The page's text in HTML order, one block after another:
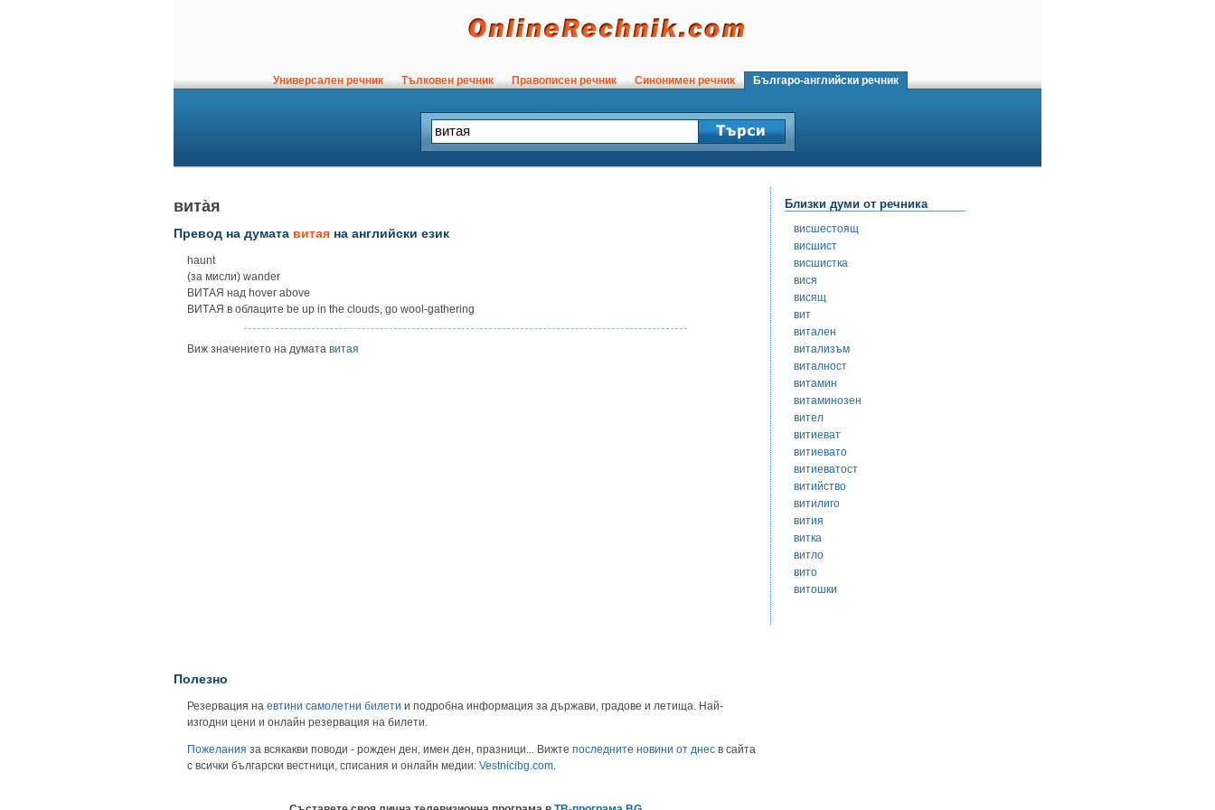
Универсален речник Тълковен речник Правописен речник Синонимен речник Българо-английски речник
вита̀я
Превод на думата витая на английски език
haunt
(за мисли) wander
ВИТАЯ над hover above
ВИТАЯ в облаците be up in the clouds, go wool-gathering
Виж значението на думата витая
Полезно
Резервация на евтини самолетни билети и подробна информация за държави, градове и летища. Най-
изгодни цени и онлайн резервация на билети.
Пожелания за всякакви поводи - рожден ден, имен ден, празници... Вижте последните новини от днес в сайта
с всички български вестници, списания и онлайн медии: Vestnicibg.com
Близки думи от речника
висшестоящ
висшист
висшистка
вися
висящ
вит
витален
витализъм
виталност
витамин
витаминозен
вител
витиеват
витиевато
витиеватост
витийство
витилиго
вития
витка
витло
вито
витошки